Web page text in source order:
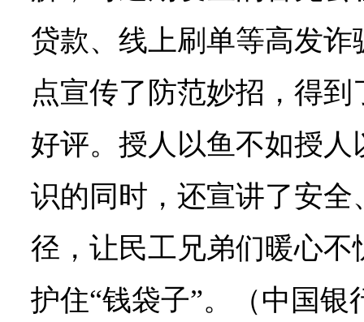
贷款、线上刷单等高发
点宣传了防范妙招，得
好评。授人以鱼不如授
识的同时，还宣讲了安
径，让民工兄弟们暖心
护住“钱袋子”。（中国银